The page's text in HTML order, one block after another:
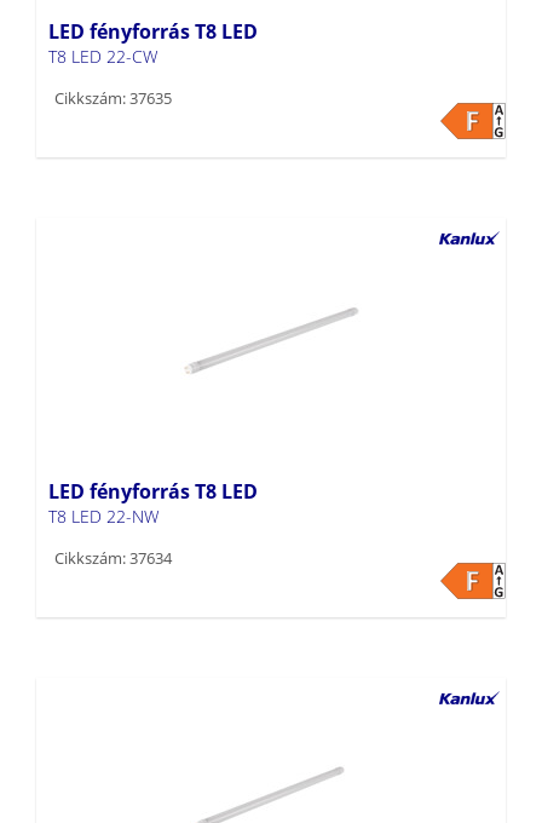
LED fényforrás T8 LED
T8 LED 22-CW
Cikkszám: 37635
LED fényforrás T8 LED
T8 LED 22-NW
Cikkszám: 37634